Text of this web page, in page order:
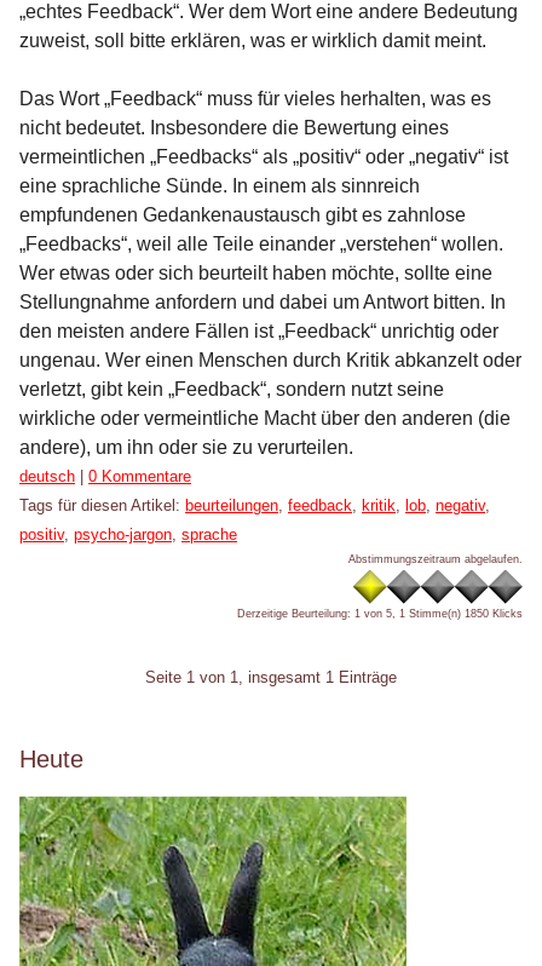
„echtes Feedback“. Wer dem Wort eine andere Bedeutung
zuweist, soll bitte erklären, was er wirklich damit meint.
Das Wort „Feedback“ muss für vieles herhalten, was es
nicht bedeutet. Insbesondere die Bewertung eines
vermeintlichen „Feedbacks“ als „positiv“ oder „negativ“ ist
eine sprachliche Sünde. In einem als sinnreich
empfundenen Gedankenaustausch gibt es zahnlose
„Feedbacks“, weil alle Teile einander „verstehen“ wollen.
Wer etwas oder sich beurteilt haben möchte, sollte eine
Stellungnahme anfordern und dabei um Antwort bitten. In
den meisten andere Fällen ist „Feedback“ unrichtig oder
ungenau. Wer einen Menschen durch Kritik abkanzelt oder
verletzt, gibt kein „Feedback“, sondern nutzt seine
wirkliche oder vermeintliche Macht über den anderen (die
andere), um ihn oder sie zu verurteilen.
Kategorien:
deutsch
0 Kommentare
Tags für diesen Artikel: beurteilungen, feedback, kritik, lob, negativ,
positiv, psycho-jargon, sprache
Abstimmungszeitraum abgelaufen.
Derzeitige Beurteilung: 1 von 5, 1 Stimme(n) 1850 Klicks
Seite 1 von 1, insgesamt 1 Einträge
Seitenleiste
Heute